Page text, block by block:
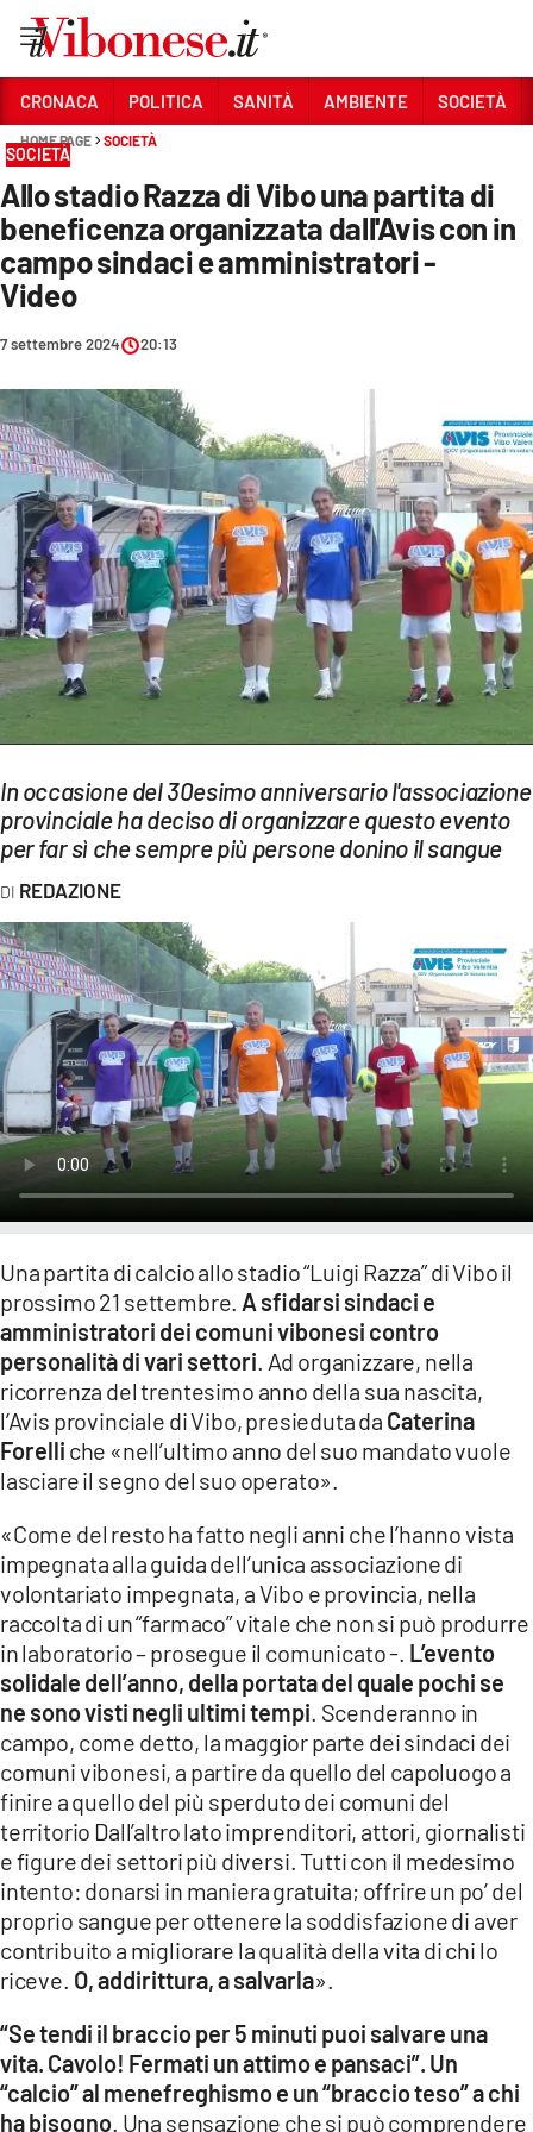
Sezioni
CRONACA
POLITICA
SANITÀ
AMBIENTE
SOCIETÀ
CULTURA
ECONOMIA E LAVORO
EVENTI
SPORT
Streaming
LAC TV
LAC ONAIR
LaC
Network
LACPLAY.IT
LACTV.IT
LACONAIR.IT
LACITYMAG.IT
ILREGGINO.IT
COSENZACHANNEL.IT
CATANZAROCHANNEL.IT
LACAPITALENEWS.IT
App
ANDROID
CRONACA POLITICA SANITÀ AMBIENTE SOCIETÀ
HOME PAGE SOCIETÀ
SOCIETÀ
Allo stadio Razza di Vibo una partita di
beneficenza organizzata dall'Avis con in
campo sindaci e amministratori -
Video
7 settembre 2024 20:13
In occasione del 30esimo anniversario l'associazione
provinciale ha deciso di organizzare questo evento
per far sì che sempre più persone donino il sangue
REDAZIONE
Una partita di calcio allo stadio “Luigi Razza” di Vibo il
prossimo 21 settembre. A sfidarsi sindaci e
amministratori dei comuni vibonesi contro
personalità di vari settori. Ad organizzare, nella
ricorrenza del trentesimo anno della sua nascita,
l’Avis provinciale di Vibo, presieduta da Caterina
Forelli che «nell’ultimo anno del suo mandato vuole
lasciare il segno del suo operato».
«Come del resto ha fatto negli anni che l’hanno vista
impegnata alla guida dell’unica associazione di
volontariato impegnata, a Vibo e provincia, nella
raccolta di un “farmaco” vitale che non si può produrre
in laboratorio – prosegue il comunicato -. L’evento
solidale dell’anno, della portata del quale pochi se
ne sono visti negli ultimi tempi. Scenderanno in
campo, come detto, la maggior parte dei sindaci dei
comuni vibonesi, a partire da quello del capoluogo a
finire a quello del più sperduto dei comuni del
territorio Dall’altro lato imprenditori, attori, giornalisti
e figure dei settori più diversi. Tutti con il medesimo
intento: donarsi in maniera gratuita; offrire un po’ del
proprio sangue per ottenere la soddisfazione di aver
contribuito a migliorare la qualità della vita di chi lo
riceve. O, addirittura, a salvarla».
“Se tendi il braccio per 5 minuti puoi salvare una
vita. Cavolo! Fermati un attimo e pansaci”. Un
“calcio” al menefreghismo e un “braccio teso” a chi
ha bisogno. Una sensazione che si può comprendere